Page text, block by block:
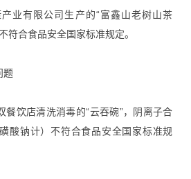
有限公司生产的“富鑫山老树山茶
符合食品安全国家标准规定。
题
饮店清洗消毒的“云吞碗”，阴离子合
酸钠计）不符合食品安全国家标准规